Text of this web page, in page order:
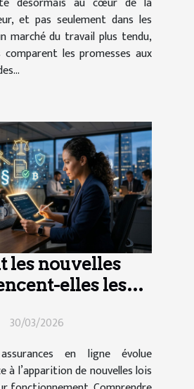
et pas seulement dans les
marché du travail plus tendu,
les promesses aux
les nouvelles
elles les
30/03/2026
en ligne évolue
à l’apparition de nouvelles lois